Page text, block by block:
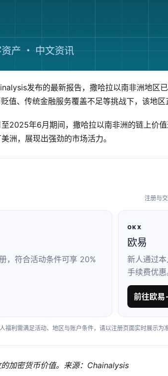
发布的最新报告，撒哈拉以南非洲地区
值、传统金融服务覆盖不足等挑战下，该地区
2025年6月期间，撒哈拉以南非洲的链上价
洲，展现出强劲的市场活力。
注册与
，符合活动条件可享 20%
OKX
欧易
新人通过
手续费优惠
前往欧易
福利需满足活动、地区与账户条件，请以注册页面实时展示为
加密货币价值。来源：Chainalysis